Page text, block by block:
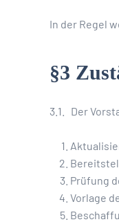
In der Regel
§3
3.1. Der
Prüfung
Vorlage